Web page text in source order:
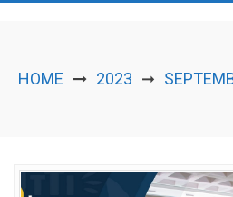
HOME 2023 ➞